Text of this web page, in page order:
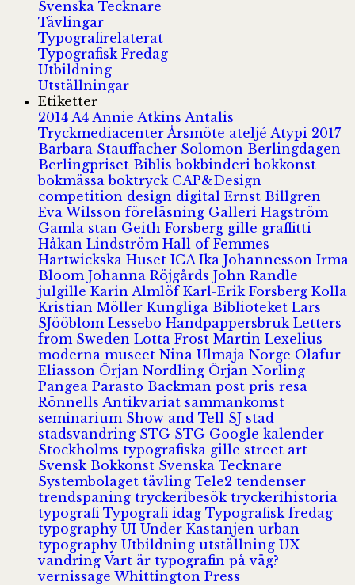
Svenska Tecknare
Tävlingar
Typografirelaterat
Typografisk Fredag
Utbildning
Utställningar
Etiketter
2014 A4 Annie Atkins Antalis
Tryckmediacenter Årsmöte ateljé Atypi 2017
Barbara Stauffacher Solomon Berlingdagen
Berlingpriset Biblisbokbinderibokkonst
bokmässaboktryck CAP&Design
competition design digital Ernst Billgren
Eva Wilsson föreläsning Galleri Hagström
Gamla stan Geith Forsberg gille graffitti
Håkan Lindström Hall of Femmes
Hartwickska Huset ICA Ika Johannesson Irma
Bloom Johanna Röjgårds John Randle
julgille Karin Almlöf Karl-Erik Forsberg Kolla
Kristian Möller Kungliga Biblioteket Lars
SJööblom Lessebo Handpappersbruk Letters
from Sweden Lotta Frost Martin Lexelius
moderna museet Nina Ulmaja Norge Olafur
Eliasson Örjan Nordling Örjan Norling
Pangea Parasto Backman post pris resa
Rönnells Antikvariat sammankomst
seminarium Show and Tell SJ stad
stadsvandring STG STG Google kalender
Stockholms typografiska gille street art
Svensk Bokkonst Svenska Tecknare
Systembolaget tävling Tele2 tendenser
trendspaning tryckeribesök tryckerihistoria
typografi Typografi idag Typografisk fredag
typography UI Under Kastanjen urban
typography Utbildning utställning UX
vandring Vart är typografin på väg?
vernissage Whittington Press